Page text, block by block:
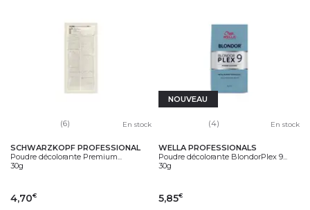
(6) En stock
SCHWARZKOPF PROFESSIONAL
Poudre décolorante Premium...
30g
4,70€
NOUVEAU
(4) En stock
WELLA PROFESSIONALS
Poudre décolorante BlondorPlex 9...
30g
5,85€